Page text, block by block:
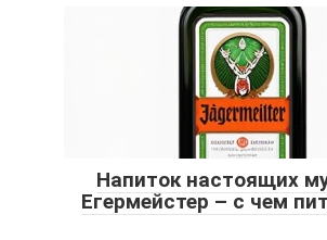
Напиток настоящих
Егермейстер – с чем